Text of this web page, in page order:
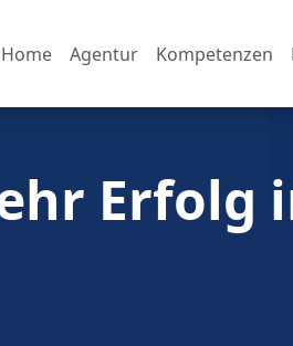
Home Agentur Kompetenzen
Erfolg